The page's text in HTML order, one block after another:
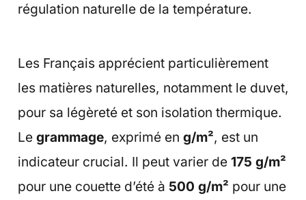
régulation naturelle de la température.
Les Français apprécient particulièrement
les matières naturelles, notamment le duvet,
pour sa légèreté et son isolation thermique.
Le grammage, exprimé en g/m², est un
indicateur crucial. Il peut varier de 175 g/m²
pour une couette d’été à 500 g/m² pour une